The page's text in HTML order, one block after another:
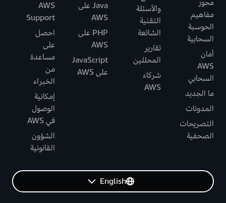
محور
مفاهيم
الحوسبة
السحابية
أمان
AWS
السحابي
ما الجديد
المدونات
التصريحات
الصحفية
والأسئلة
التقنية
الشائعة
تقارير
المحللين
شركاء
AWS
Java على
AWS
PHP على
AWS
JavaScript
على AWS
AWS
Support
احصل
على
مساعدة
من
الخبراء
إمكانية
الوصول
في AWS
الشؤون
القانونية
English